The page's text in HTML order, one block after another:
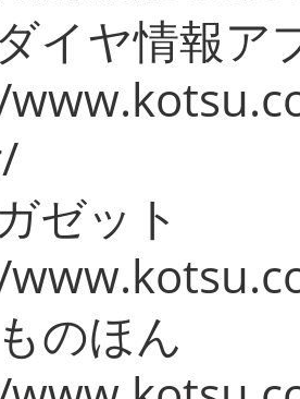
イヤ情報ア
ゼット
のほん